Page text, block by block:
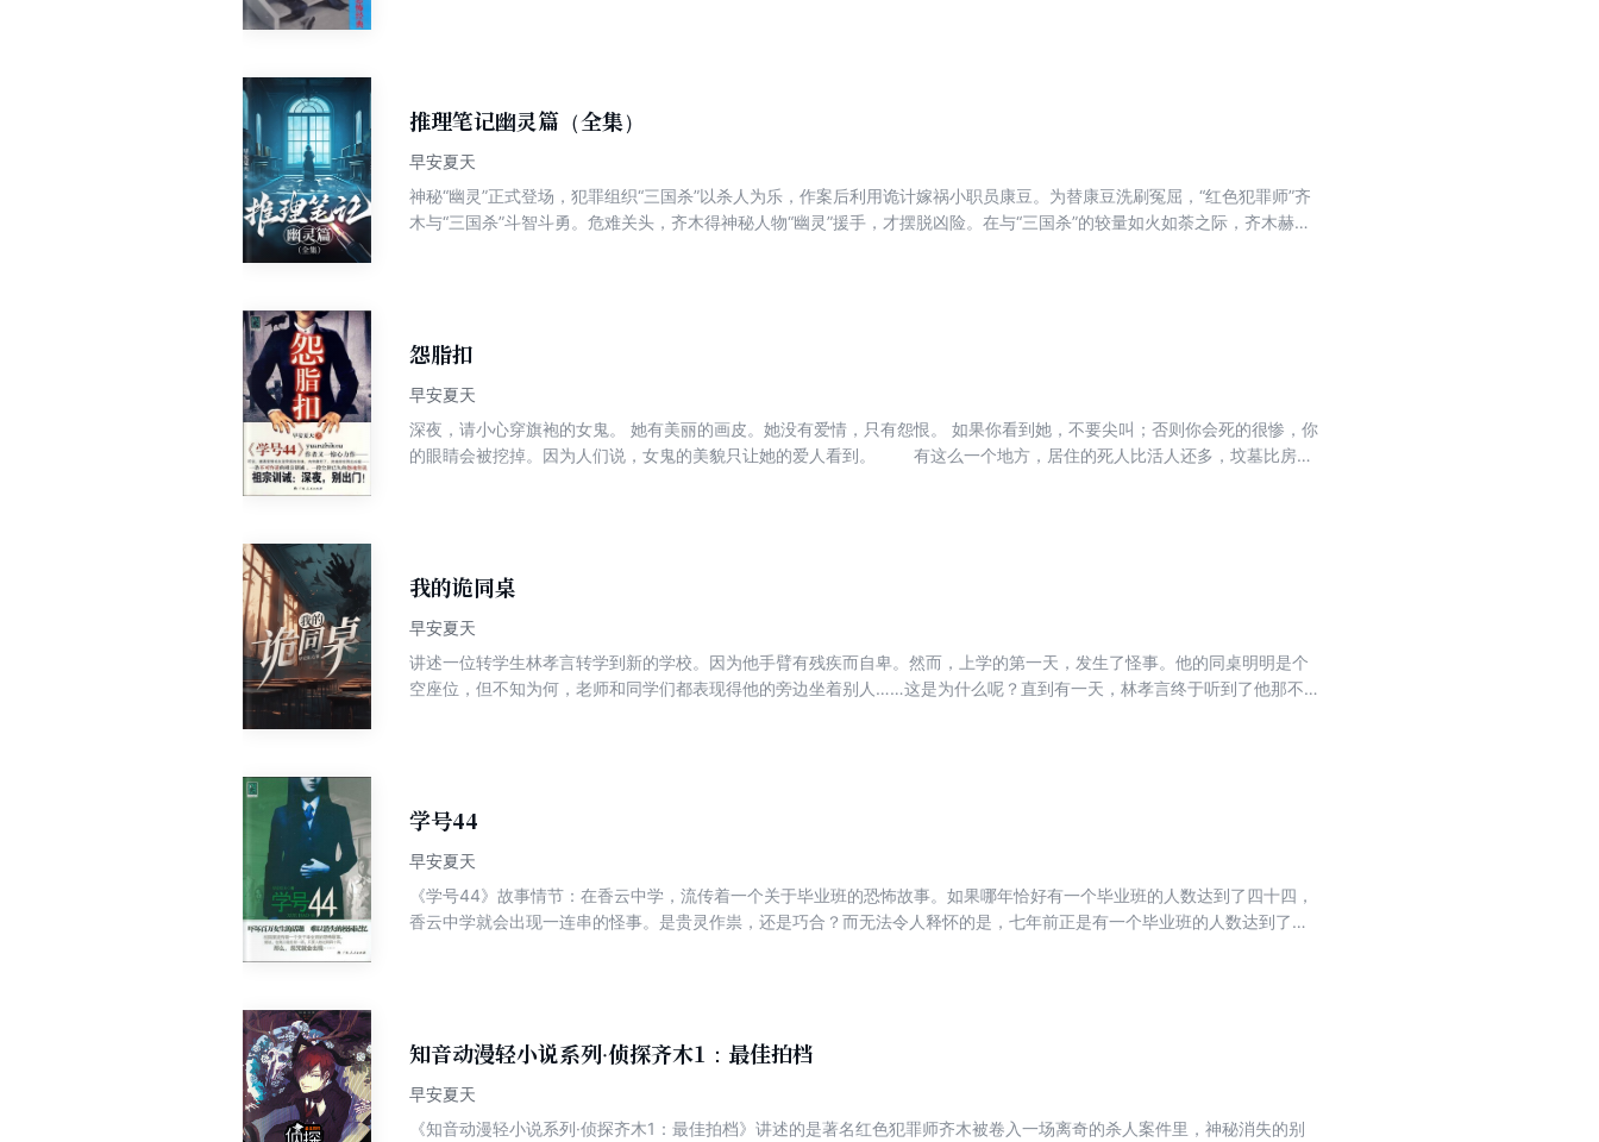
推理笔记幽灵篇（全集）
早安夏天
神秘“幽灵”正式登场，犯罪组织“三国杀”以杀人为乐，作案后利用诡计嫁祸小职员康豆。为替康豆洗刷冤屈，“红色犯罪师”齐
木与“三国杀”斗智斗勇。危难关头，齐木得神秘人物“幽灵”援手，才摆脱凶险。在与“三国杀”的较量如火如荼之际，齐木赫然
怨脂扣
早安夏天
深夜，请小心穿旗袍的女鬼。 她有美丽的画皮。她没有爱情，只有怨恨。 如果你看到她，不要尖叫；否则你会死的很惨，你
的眼睛会被挖掉。因为人们说，女鬼的美貌只让她的爱人看到。 有这么一个地方，居住的死人比活人还多，坟墓比房屋
我的诡同桌
早安夏天
讲述一位转学生林孝言转学到新的学校。因为他手臂有残疾而自卑。然而，上学的第一天，发生了怪事。他的同桌明明是个
空座位，但不知为何，老师和同学们都表现得他的旁边坐着别人……这是为什么呢？直到有一天，林孝言终于听到了他那不
学号44
早安夏天
《学号44》故事情节：在香云中学，流传着一个关于毕业班的恐怖故事。如果哪年恰好有一个毕业班的人数达到了四十四，
香云中学就会出现一连串的怪事。是贵灵作祟，还是巧合？而无法令人释怀的是，七年前正是有一个毕业班的人数达到了四
知音动漫轻小说系列·侦探齐木1：最佳拍档
早安夏天
《知音动漫轻小说系列·侦探齐木1：最佳拍档》讲述的是著名红色犯罪师齐木被卷入一场离奇的杀人案件里，神秘消失的别